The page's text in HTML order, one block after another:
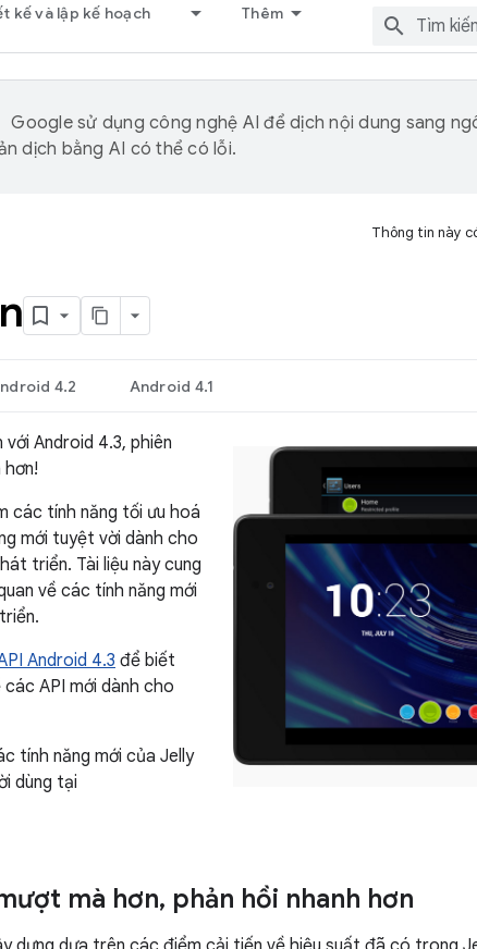
kế và lập kế hoạch Thêm
Google sử dụng công nghệ AI để dịch nội dung sang
dịch bằng AI có thể có lỗi.
Thông tin này
4.2 Android 4.1
Android 4.3, phiên
hơn!
các tính năng tối ưu hoá
mới tuyệt vời dành cho
triển. Tài liệu này cung
về các tính năng mới
Android 4.3 để biết
API mới dành cho
tính năng mới của Jelly
dùng tại
mà hơn, phản hồi nhanh hơn